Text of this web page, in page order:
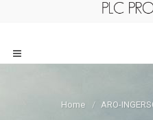
Home / ARO-